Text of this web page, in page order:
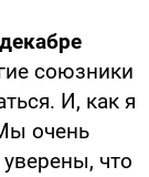
декабре
союзники
И, как я
очень
что